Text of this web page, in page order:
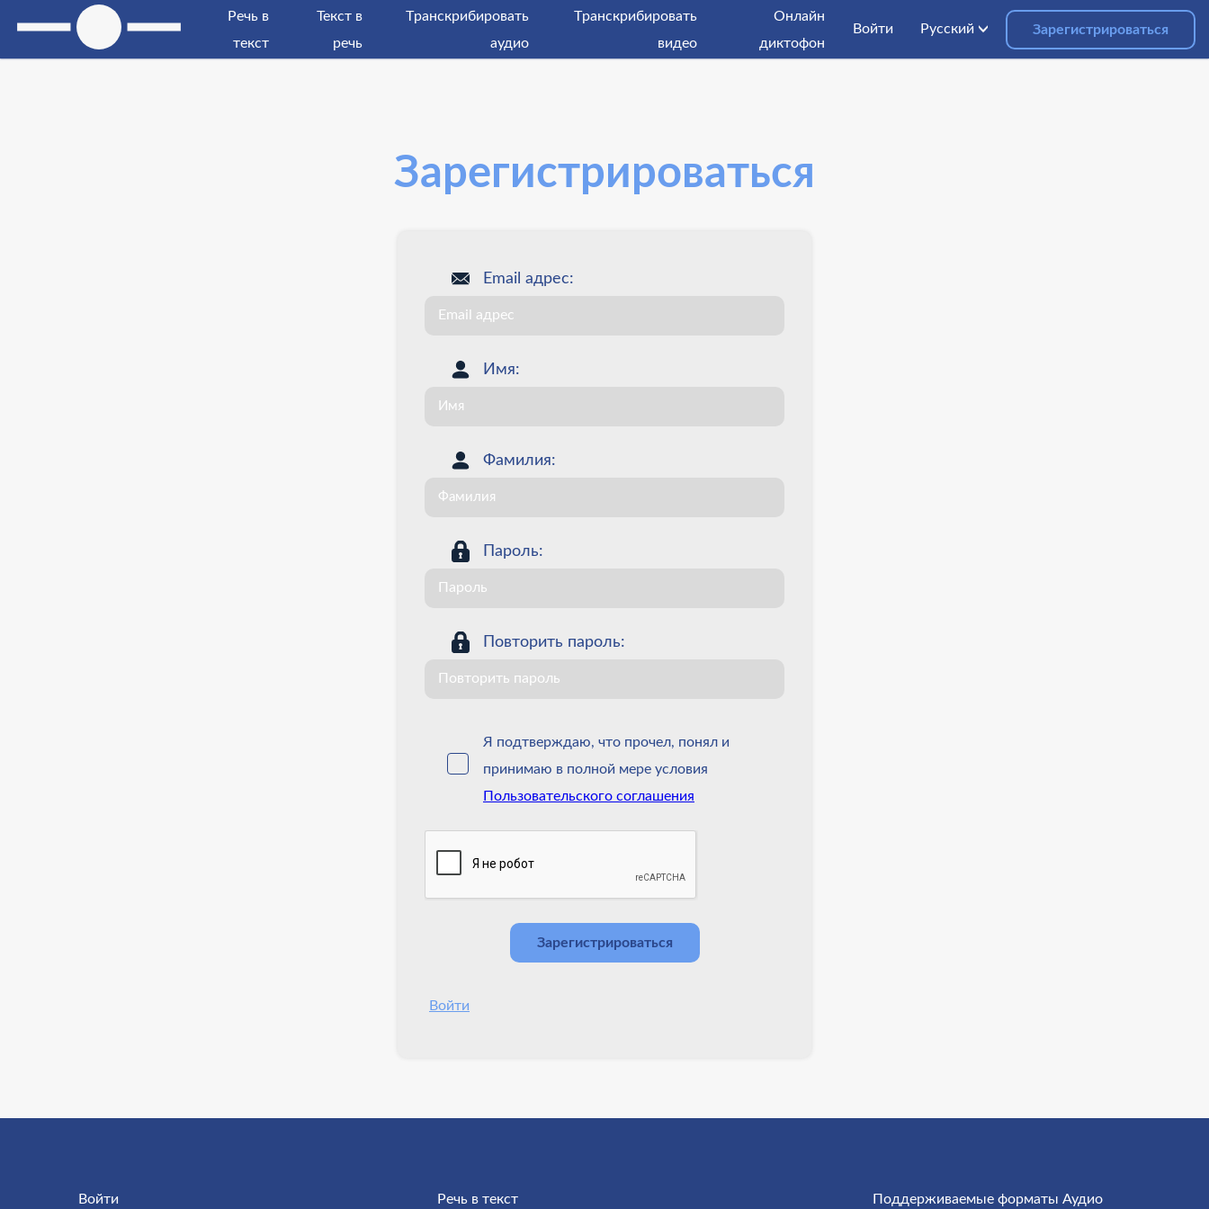
Речь в
текст
Текст в
речь
Tранскрибировать
аудио
Tранскрибировать
видео
Онлайн
диктофон
Войти Русский Зарегистрироваться
Зарегистрироваться
Email адрес:
Имя:
Фамилия:
Пароль:
Повторить пароль:
Я подтверждаю, что прочел, понял и
принимаю в полной мере условия
Пользовательского соглашения
Войти
Войти Речь в текст Поддерживаемые форматы Аудио